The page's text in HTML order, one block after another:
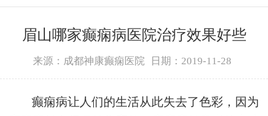
眉山哪家癫痫病医院治疗效果好些
来源：成都神康癫痫医院 日期：2019-11-28
癫痫病让人们的生活从此失去了色彩，因为